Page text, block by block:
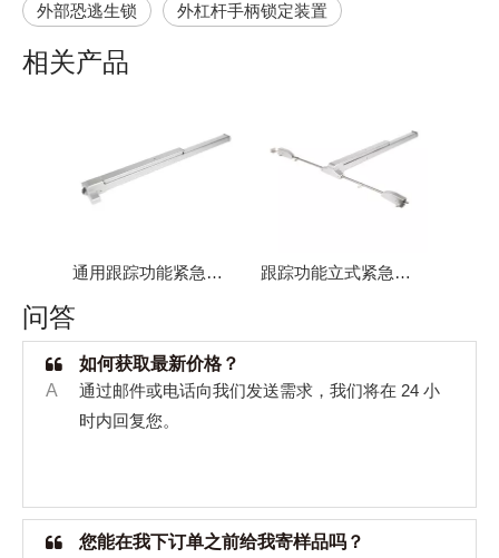
外部恐逃生锁 外杠杆手柄锁定装置
相关产品
通用跟踪功能紧急出口装置 DK-UL500P 跟踪功能立式紧急逃生装置 DK-UL560P
问答
如何获取最新价格？
A
通过邮件或电话向我们发送需求，我们将在 24 小
时内回复您。
您能在我下订单之前给我寄样品吗？